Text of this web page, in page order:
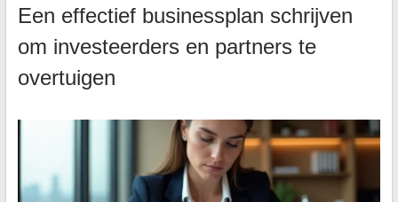
Een effectief businessplan schrijven
om investeerders en partners te
overtuigen